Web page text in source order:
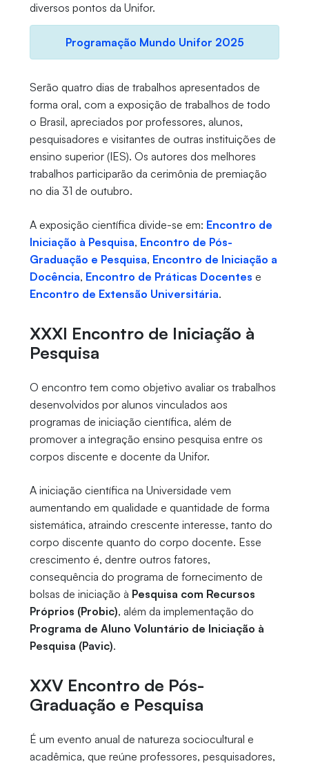
diversos pontos da Unifor.
Programação Mundo Unifor 2025
Serão quatro dias de trabalhos apresentados de
forma oral, com a exposição de trabalhos de todo
o Brasil, apreciados por professores, alunos,
pesquisadores e visitantes de outras instituições de
ensino superior (IES). Os autores dos melhores
trabalhos participarão da cerimônia de premiação
no dia 31 de outubro.
A exposição científica divide-se em: Encontro de
Iniciação à Pesquisa, Encontro de Pós-
Graduação e Pesquisa, Encontro de Iniciação a
Docência, Encontro de Práticas Docentes e
Encontro de Extensão Universitária.
XXXI Encontro de Iniciação à
Pesquisa
O encontro tem como objetivo avaliar os trabalhos
desenvolvidos por alunos vinculados aos
programas de iniciação científica, além de
promover a integração ensino pesquisa entre os
corpos discente e docente da Unifor.
A iniciação científica na Universidade vem
aumentando em qualidade e quantidade de forma
sistemática, atraindo crescente interesse, tanto do
corpo discente quanto do corpo docente. Esse
crescimento é, dentre outros fatores,
consequência do programa de fornecimento de
bolsas de iniciação à Pesquisa com Recursos
Próprios (Probic), além da implementação do
Programa de Aluno Voluntário de Iniciação à
Pesquisa (Pavic).
XXV Encontro de Pós-
Graduação e Pesquisa
É um evento anual de natureza sociocultural e
acadêmica, que reúne professores, pesquisadores,